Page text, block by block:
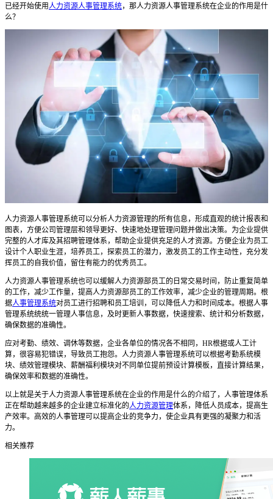
已经开始使用人力资源人事管理系统，那人力资源人事管理系统在企业的作用是什
么？
人力资源人事管理系统可以分析人力资源管理的所有信息，形成直观的统计报表和
图表，方便公司管理层和领导更好、快速地处理管理问题并做出决策。为企业提供
完整的人才库及其招聘管理体系，帮助企业提供充足的人才资源。方便企业为员工
设计个人职业生涯，培养员工，探索员工的潜力，激发员工的工作主动性，充分发
挥员工的自我价值，留住有能力的优秀员工。
人力资源人事管理系统也可以缓解人力资源部员工的日常交易时间，防止重复简单
的工作，减少工作量，提高人力资源部员工的工作效率，减少企业的管理周期。根
据人事管理系统对员工进行招聘和员工培训，可以降低人力和时间成本。根据人事
管理系统统统一管理人事信息，及时更新人事数据，快速搜索、统计和分析数据，
确保数据的准确性。
应对考勤、绩效、调休等数据，企业各单位的情况各不相同， HR根据或人工计
算，很容易犯错误，导致员工抱怨。 人力资源人事管理系统可以根据考勤系统模
块、绩效管理模块、薪酬福利模块对不同单位提前预设计算模板，直接计算结果，
确保效率和数据的准确性。
以上就是关于人力资源人事管理系统在企业的作用是什么的介绍了， 人事管理体系
正在帮助越来越多的企业建立标准化的人力资源管理体系，降低人员成本，提高生
产效率。高效的人事管理可以提高企业的竞争力，使企业具有更强的凝聚力和活
力。
相关推荐